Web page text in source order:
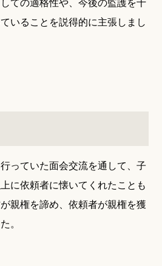
いることを説得的に主張しまし
っていた面会交流を通して、子
に依頼者に懐いてくれたことも
親権を諦め、依頼者が親権を獲
。